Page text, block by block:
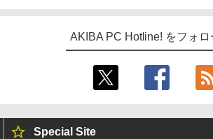
AKIBA PC Hotline! をフォロ
Special Site